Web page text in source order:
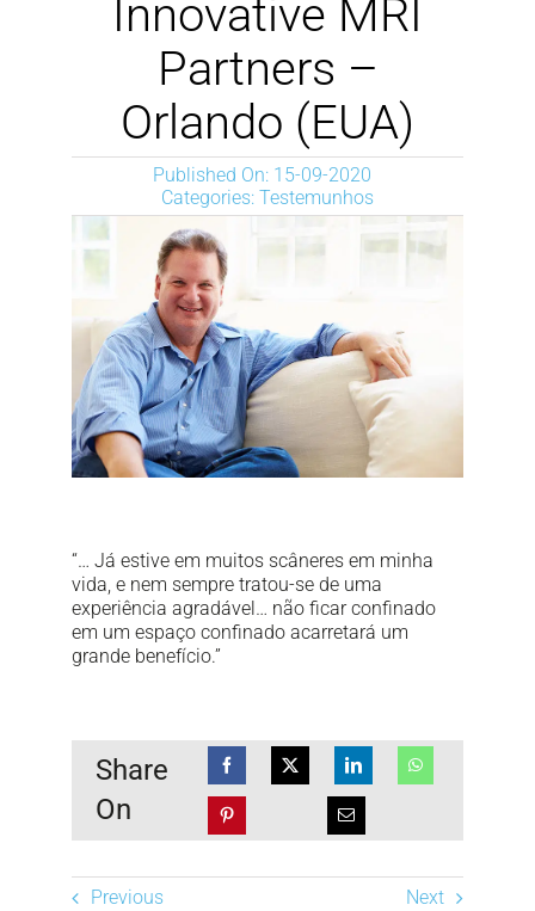
NEWS
DOWNLOAD
CONTACTOS
CORPORATE WEBSITE
Innovative MRI
Partners –
Orlando (EUA)
Published On: 15-09-2020
Categories: Testemunhos
“… Já estive em muitos scâneres em minha
vida, e nem sempre tratou-se de uma
experiência agradável… não ficar confinado
em um espaço confinado acarretará um
grande benefício.”
Share
On
Previous Next